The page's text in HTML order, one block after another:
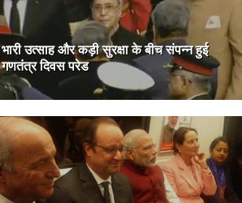
भारी उत्साह और कड़ी सुरक्षा के बीच संपन्न हुई
गणतंत्र दिवस परेड